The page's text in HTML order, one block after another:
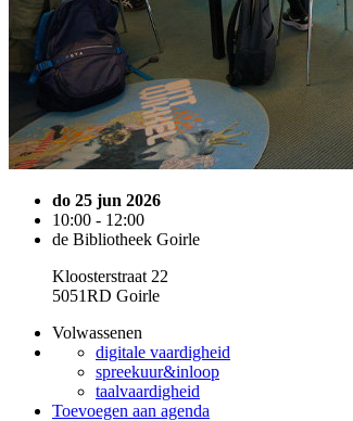
do 25 jun 2026
10:00 - 12:00
de Bibliotheek Goirle
Kloosterstraat 22
5051RD Goirle
Volwassenen
digitale vaardigheid
spreekuur&inloop
taalvaardigheid
Toevoegen aan agenda